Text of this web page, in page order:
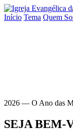
Início Tema Quem
2026 — O Ano das
SEJA BEM-